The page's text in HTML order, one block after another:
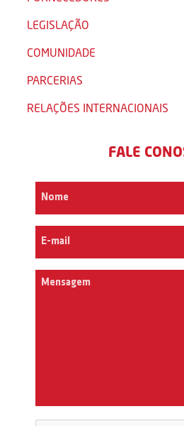
LEGISLAÇÃO
COMUNIDADE
PARCERIAS
RELAÇÕES INTERNACIONAIS
FALE